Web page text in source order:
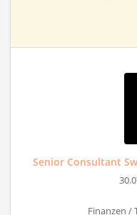
Senior Consultant
Finanzen /